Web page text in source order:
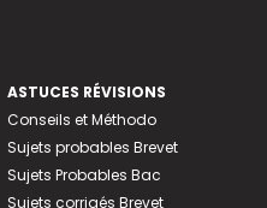
ASTUCES RÉVISIONS
Conseils et Méthodo
Sujets probables Brevet
Sujets Probables Bac
Sujets corrigés Brevet